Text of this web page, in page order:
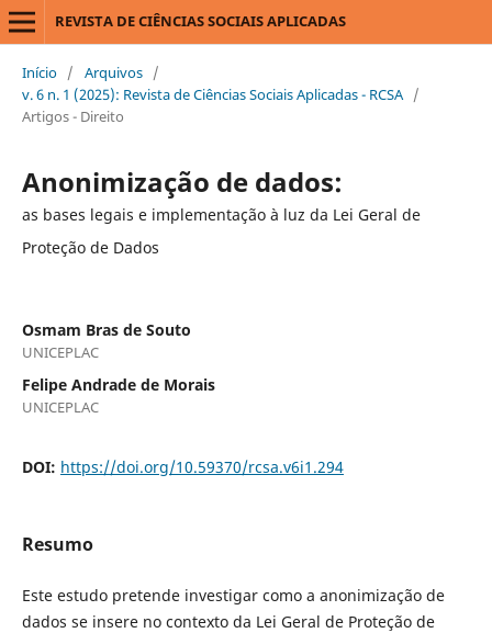
REVISTA DE CIÊNCIAS SOCIAIS APLICADAS
Início / Arquivos /
v. 6 n. 1 (2025): Revista de Ciências Sociais Aplicadas - RCSA /
Artigos - Direito
Anonimização de dados:
as bases legais e implementação à luz da Lei Geral de
Proteção de Dados
Osmam Bras de Souto
UNICEPLAC
Felipe Andrade de Morais
UNICEPLAC
DOI: https://doi.org/10.59370/rcsa.v6i1.294
Resumo
Este estudo pretende investigar como a anonimização de
dados se insere no contexto da Lei Geral de Proteção de